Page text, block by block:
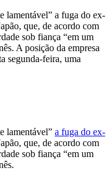
lamentável” a fuga do ex-
que, de acordo com
sob fiança “em um
A posição da empresa
segunda-feira, uma
lamentável” a fuga do ex-
que, de acordo com
sob fiança “em um